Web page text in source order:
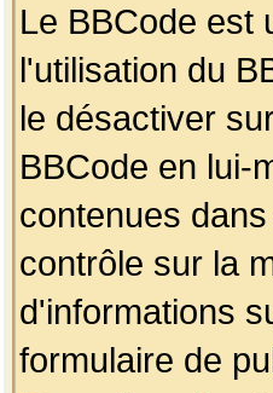
Le BBCode est
l'utilisation du
le désactiver
BBCode en lui-
contenues
contrôle sur la
d'informations
formulaire de